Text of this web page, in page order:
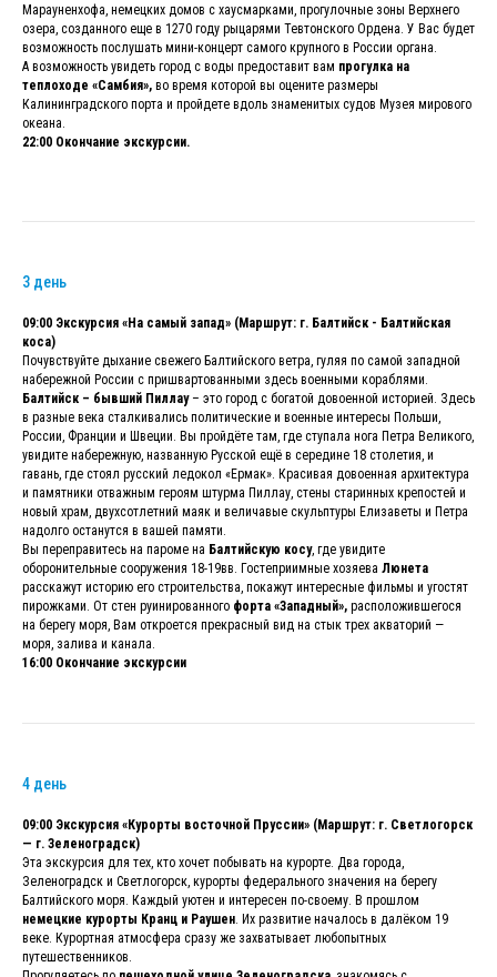
Марауненхофа, немецких домов с хаусмарками, прогулочные зоны Верхнего
озера, созданного еще в 1270 году рыцарями Тевтонского Ордена. У Вас будет
возможность послушать мини-концерт самого крупного в России органа.
А возможность увидеть город с воды предоставит вам прогулка на
теплоходе «Самбия», во время которой вы оцените размеры
Калининградского порта и пройдете вдоль знаменитых судов Музея мирового
океана.
22:00 Окончание экскурсии.
3 день
09:00 Экскурсия «На самый запад» (Маршрут: г. Балтийск - Балтийская
коса)
Почувствуйте дыхание свежего Балтийского ветра, гуляя по самой западной
набережной России с пришвартованными здесь военными кораблями.
Балтийск – бывший Пиллау– это город с богатой довоенной историей. Здесь
в разные века сталкивались политические и военные интересы Польши,
России, Франции и Швеции. Вы пройдёте там, где ступала нога Петра Великого,
увидите набережную, названную Русской ещё в середине 18 столетия, и
гавань, где стоял русский ледокол «Ермак». Красивая довоенная архитектура
и памятники отважным героям штурма Пиллау, стены старинных крепостей и
новый храм, двухсотлетний маяк и величавые скульптуры Елизаветы и Петра
надолго останутся в вашей памяти.
Вы переправитесь на пароме на Балтийскую косу, где увидите
оборонительные сооружения 18-19вв. Гостеприимные хозяева Люнета
расскажут историю его строительства, покажут интересные фильмы и угостят
пирожками. От стен руинированного форта «Западный», расположившегося
на берегу моря, Вам откроется прекрасный вид на стык трех акваторий —
моря, залива и канала.
16:00 Окончание экскурсии
4 день
09:00 Экскурсия «Курорты восточной Пруссии» (Маршрут: г. Светлогорск
— г. Зеленоградск)
Эта экскурсия для тех, кто хочет побывать на курорте. Два города,
Зеленоградск и Светлогорск, курорты федерального значения на берегу
Балтийского моря. Каждый уютен и интересен по-своему. В прошлом
немецкие курорты Кранц и Раушен . Их развитие началось в далёком 19
веке. Курортная атмосфера сразу же захватывает любопытных
путешественников.